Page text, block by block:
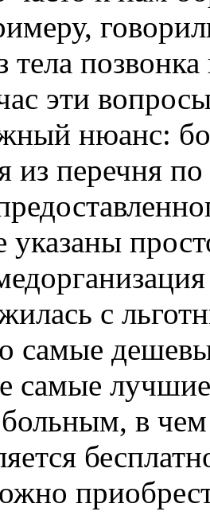
тела
эти
нюанс:
из перечня
указаны
с
самые
самые
в